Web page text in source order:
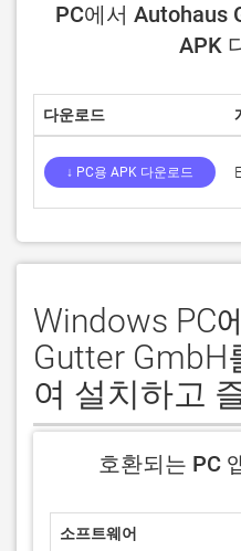
PC에서 Autohaus
APK
다운로드
↓ PC용 APK 다운로드
Windows PC
Gutter GmbH
여 설치하고
호환되는 PC
소프트웨어